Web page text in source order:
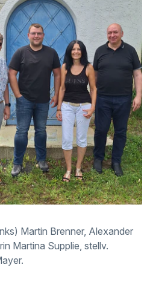
Martin Brenner, Alexander
Martina Supplie, stellv.